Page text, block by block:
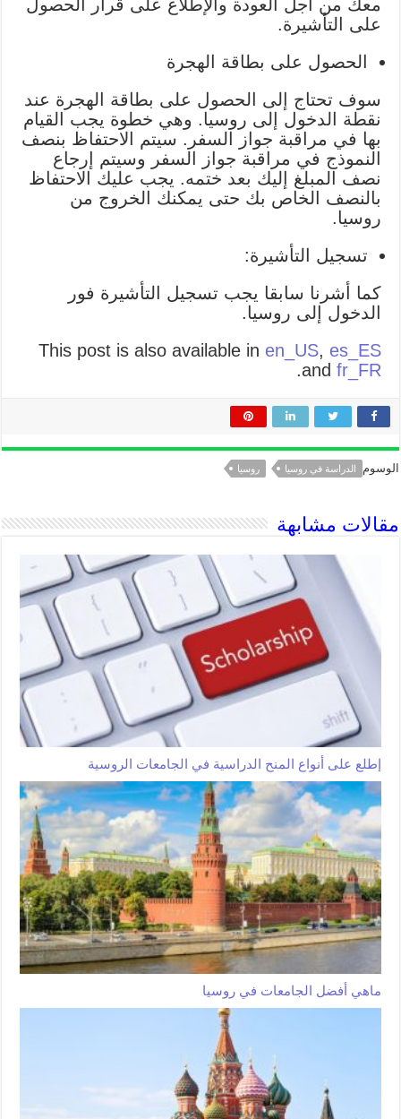
معك من أجل العودة والإطلاع على قرار الحصول
على التأشيرة.
الحصول على بطاقة الهجرة
سوف تحتاج إلى الحصول على بطاقة الهجرة عند
نقطة الدخول إلى روسيا. وهي خطوة يجب القيام
بها في مراقبة جواز السفر. سيتم الاحتفاظ بنصف
النموذج في مراقبة جواز السفر وسيتم إرجاع
نصف المبلغ إليك بعد ختمه. يجب عليك الاحتفاظ
بالنصف الخاص بك حتى يمكنك الخروج من
روسيا.
تسجيل التأشيرة:
كما أشرنا سابقا يجب تسجيل التأشيرة فور
الدخول إلى روسيا.
This post is also available in en_US, es_ES
and fr_FR
.
الوسوم الدراسة في روسيا روسيا
مقالات مشابهة
إطلع على أنواع المنح الدراسية في الجامعات الروسية
ماهي أفضل الجامعات في روسيا